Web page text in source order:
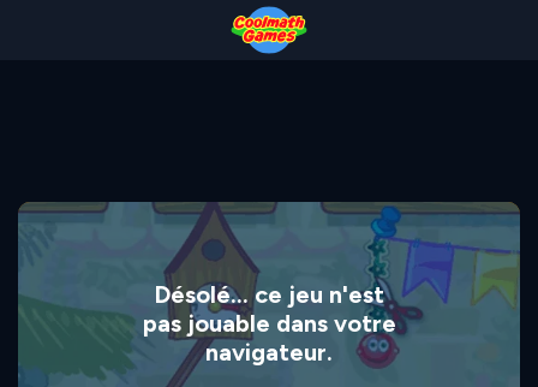
Désolé... ce jeu n'est
pas jouable dans votre
navigateur.